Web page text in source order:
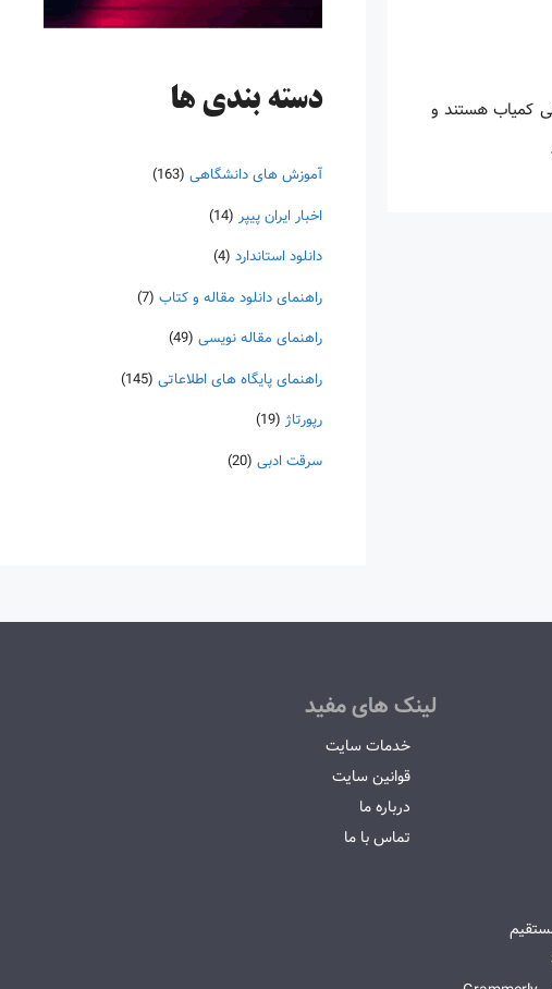
کمیاب هستند و
دسته‌ بندی ها
آموزش های دانشگاهی (163)
اخبار ایران پیپر (14)
دانلود استاندارد (4)
راهنمای دانلود مقاله و کتاب (7)
راهنمای مقاله نویسی (49)
راهنمای پایگاه های اطلاعاتی (145)
رپورتاژ (19)
سرقت ادبی (20)
لینک های مفید
خدمات سایت
قوانین سایت
درباره ما
تماس با ما